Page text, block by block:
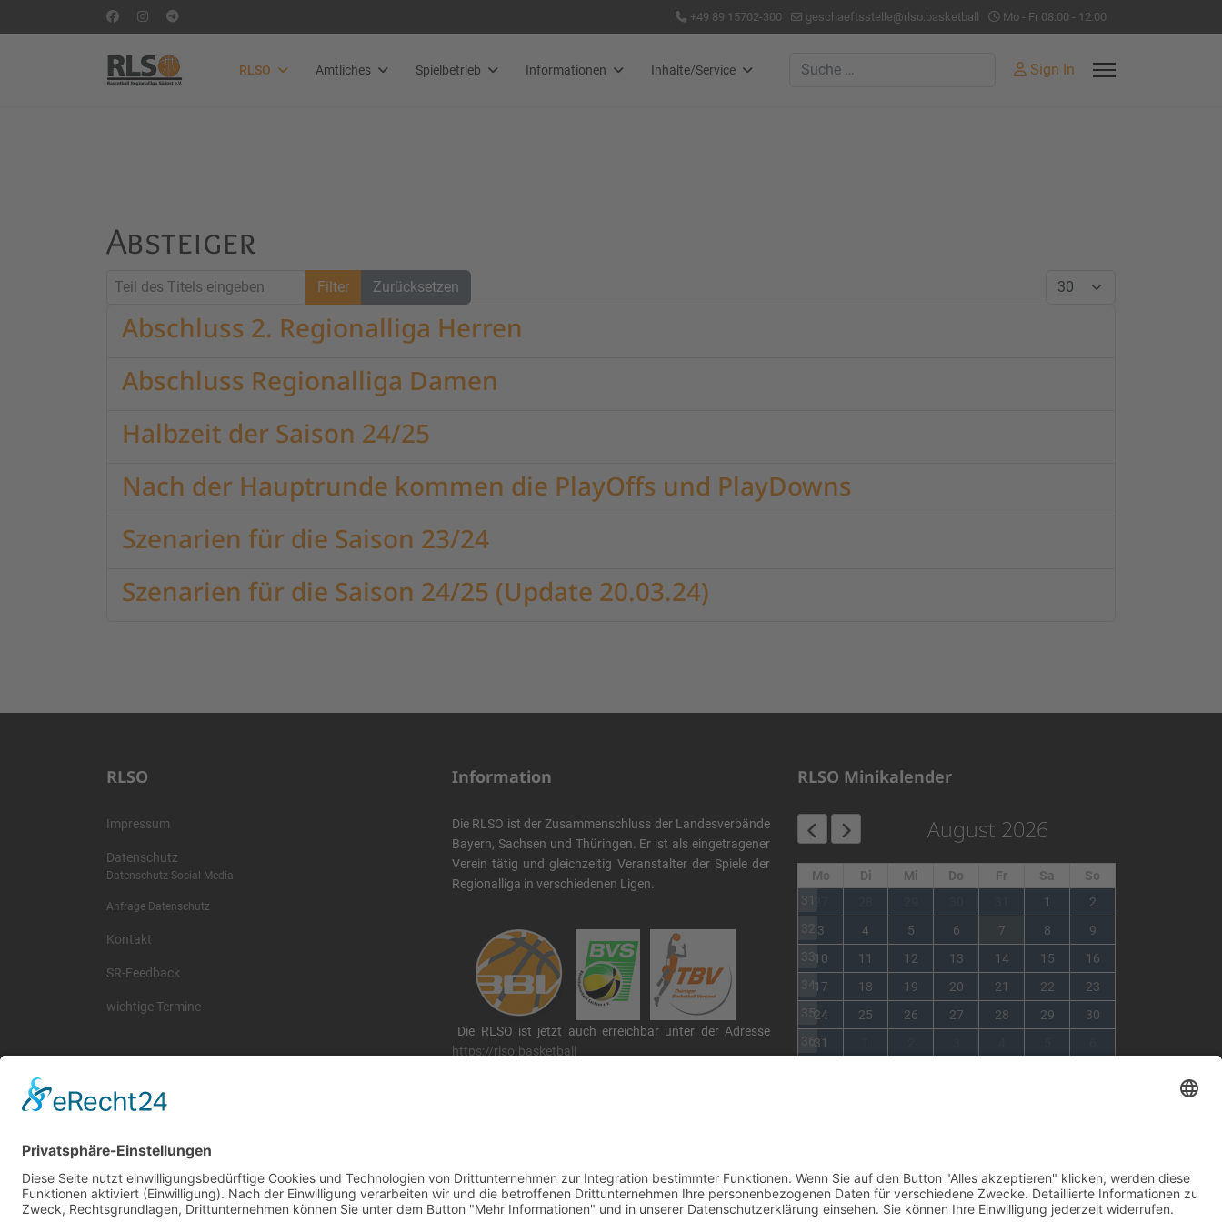
+49 89 15702-300 geschaeftsstelle@rlso.basketball Mo - Fr 08:00 - 12:00
RLSO Amtliches Spielbetrieb Informationen Inhalte/Service Suchen Sign In
Absteiger
Teil des Titels eingeben Filter Zurücksetzen Anzeige #
Abschluss 2. Regionalliga Herren
Abschluss Regionalliga Damen
Halbzeit der Saison 24/25
Nach der Hauptrunde kommen die PlayOffs und PlayDowns
Szenarien für die Saison 23/24
Szenarien für die Saison 24/25 (Update 20.03.24)
RLSO
Impressum
Datenschutz
Datenschutz Social Media
Anfrage Datenschutz
Kontakt
SR-Feedback
wichtige Termine
Information
Die RLSO ist der Zusammenschluss der Landesverbände
Bayern, Sachsen und Thüringen. Er ist als eingetragener
Verein tätig und gleichzeitig Veranstalter der Spiele der
Regionalliga in verschiedenen Ligen.
Die RLSO ist jetzt auch erreichbar unter der Adresse
https://rlso.basketball
RLSO Minikalender
August 2026
Mo Di Mi Do Fr Sa
So
31
1
2
32 3 4 5 6 7 8
9
3310 11 12 13 14 15
16
3417 18 19 20 21 22
23
3524 25 26 27 28 29
30
3631